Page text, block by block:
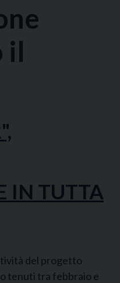
il
IN TUTTA
del progetto
tenuti tra febbraio e